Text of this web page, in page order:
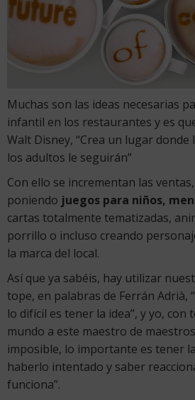
Muchas son las ideas necesarias
infantil en los restaurantes y es
Walt Disney, “Crea un lugar
los adultos le seguirán”
Con ello se incrementan las
poniendo juegos para niños,
cartas totalmente tematizadas,
porrillo o incluso creando
la marca del local.
Así que ya sabéis, hay utilizar
tope, en palabras de Ferrán Adrià,
lo difícil es tener la idea”, y yo, con
mundo a este maestro de
imposible, lo importante es tener
haberlo intentado y saber
funciona”.